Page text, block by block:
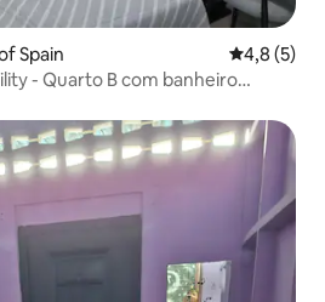
Spain 4,8 de
4,8 (5)
- Quarto B com banheiro